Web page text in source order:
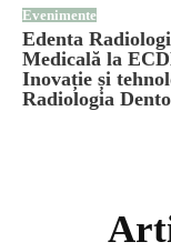
Evenimente
Edenta
Medicală la
Inovație și
Radiologia